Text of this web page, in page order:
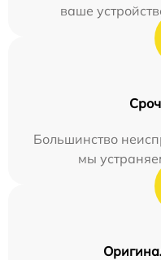
ваше
Большинство
мы